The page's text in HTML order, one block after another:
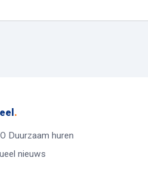
.
Duurzaam huren
nieuws